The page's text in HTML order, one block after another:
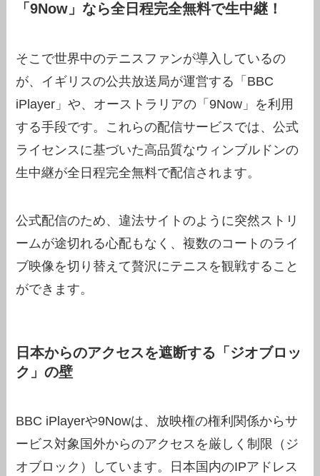
「9Now」なら全日程完全無料で生中継！
そこで世界中のテニスファンが導入しているの
が、イギリスの公共放送局が運営する「BBC
iPlayer」や、オーストラリアの「9Now」を利用
する手段です。これらの配信サービスでは、公式
ライセンスに基づいた高品質なウィンブルドンの
生中継が全日程完全無料で配信されます。
公式配信のため、違法サイトのように突然ストリ
ームが途切れる心配もなく、複数のコートのライ
ブ映像を切り替えて贅沢にテニスを観戦すること
ができます。
日本からのアクセスを遮断する「ジオブロッ
ク」の壁
BBC iPlayerや9Nowは、放映権の権利関係からサ
ービス対象国外からのアクセスを厳しく制限（ジ
オブロック）しています。日本国内のIPアドレス